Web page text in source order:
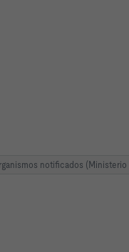
notificados (Ministerio